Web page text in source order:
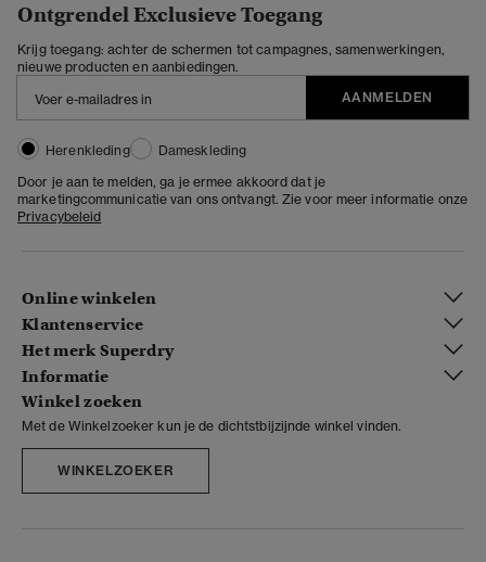
Ontgrendel Exclusieve Toegang
Krijg toegang: achter de schermen tot campagnes, samenwerkingen,
nieuwe producten en aanbiedingen.
AANMELDEN
Herenkleding
Dameskleding
Door je aan te melden, ga je ermee akkoord dat je
marketingcommunicatie van ons ontvangt. Zie voor meer informatie onze
Privacybeleid
Online winkelen
Klantenservice
Het merk Superdry
Informatie
Winkel zoeken
Met de Winkelzoeker kun je de dichtstbijzijnde winkel vinden.
WINKELZOEKER